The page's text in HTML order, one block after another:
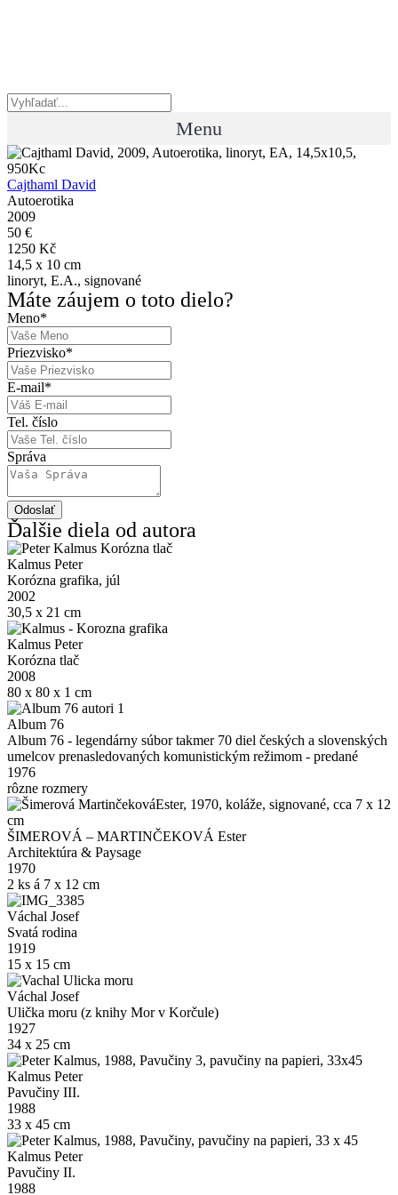
Menu
Cajthaml David
Autoerotika
2009
50 €
1250 Kč
14,5 x 10 cm
linoryt, E.A., signované
Máte záujem o toto dielo?
Meno*
Priezvisko*
E-mail*
Tel. číslo
Správa
Odoslať
Ďalšie diela od autora
Kalmus Peter
Korózna grafika, júl
2002
30,5 x 21 cm
Kalmus Peter
Korózna tlač
2008
80 x 80 x 1 cm
Album 76
Album 76 - legendárny súbor takmer 70 diel českých a slovenských
umelcov prenasledovaných komunistickým režimom - predané
1976
rôzne rozmery
ŠIMEROVÁ – MARTINČEKOVÁ Ester
Architektúra & Paysage
1970
2 ks á 7 x 12 cm
Váchal Josef
Svatá rodina
1919
15 x 15 cm
Váchal Josef
Ulička moru (z knihy Mor v Korčule)
1927
34 x 25 cm
Kalmus Peter
Pavučiny III.
1988
33 x 45 cm
Kalmus Peter
Pavučiny II.
1988